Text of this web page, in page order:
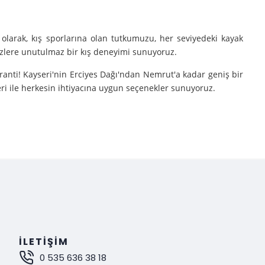
kış sporlarına olan tutkumuzu, her seviyedeki kayak
unutulmaz bir kış deneyimi sunuyoruz.
Kayseri'nin Erciyes Dağı'ndan Nemrut'a kadar geniş bir
ile herkesin ihtiyacına uygun seçenekler sunuyoruz.
çıkarıyoruz.
bir deneyim sunuyoruz.
İLETIŞIM
0 535 636 38 18